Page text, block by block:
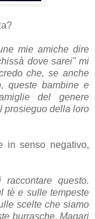
mie amiche dire
dove sarei" mi
che, se anche
queste bambine e
del genere
prosieguo della loro
in senso negativo,
questo.
tè e sulle tempeste
scelte che siamo
burrasche. Magari